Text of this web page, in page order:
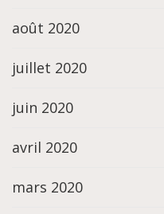
août 2020
juillet 2020
juin 2020
avril 2020
mars 2020